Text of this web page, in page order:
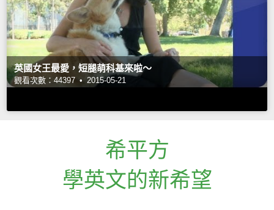
英國女王最愛，短腿萌科基來啦～
觀看次數：44397 • 2015-05-21
希平方
學英文的新希望